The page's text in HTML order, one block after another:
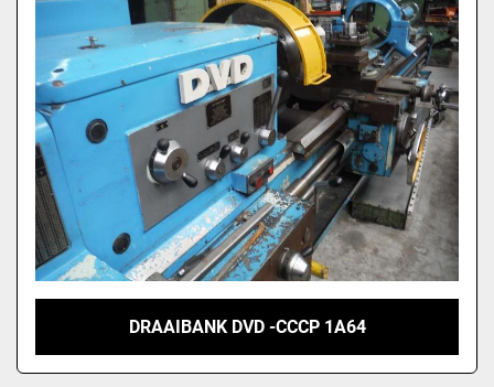
DRAAIBANK DVD -CCCP 1A64